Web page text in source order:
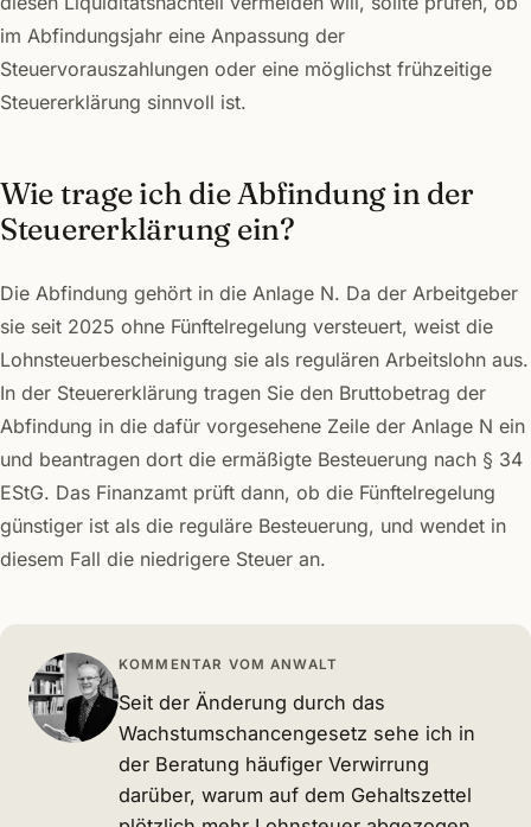
im Abfindungsjahr eine Anpassung der
Steuervorauszahlungen oder eine möglichst frühzeitige
Steuererklärung sinnvoll ist.
Wie trage ich die Abfindung in der
Steuererklärung ein?
Die Abfindung gehört in die Anlage N. Da der Arbeitgeber
sie seit 2025 ohne Fünftelregelung versteuert, weist die
Lohnsteuerbescheinigung sie als regulären Arbeitslohn aus.
In der Steuererklärung tragen Sie den Bruttobetrag der
Abfindung in die dafür vorgesehene Zeile der Anlage N ein
und beantragen dort die ermäßigte Besteuerung nach § 34
EStG. Das Finanzamt prüft dann, ob die Fünftelregelung
günstiger ist als die reguläre Besteuerung, und wendet in
diesem Fall die niedrigere Steuer an.
KOMMENTAR VOM ANWALT
Seit der Änderung durch das
Wachstumschancengesetz sehe ich in
der Beratung häufiger Verwirrung
darüber, warum auf dem Gehaltszettel